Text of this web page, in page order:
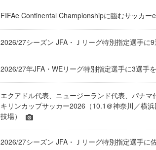
FIFAe Continental Championshipに臨むサッカー
2026/27シーズン JFA・Ｊリーグ特別指定選手に
2026/27年JFA・WEリーグ特別指定選手に3選手
エクアドル代表、ニュージーランド代表、パナ
キリンカップサッカー2026（10.1＠神奈川／横
技場）
2026/27シーズン JFA・Ｊリーグ特別指定選手に